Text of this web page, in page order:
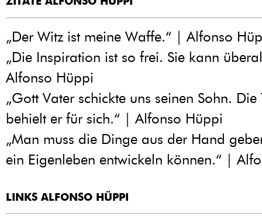
„Der Witz ist meine Waffe.“ | Alfonso
„Die Inspiration ist so frei. Sie kann
Alfonso Hüppi
„Gott Vater schickte uns seinen Sohn. Die
behielt er für sich.“ | Alfonso Hüppi
„Man muss die Dinge aus der Hand
ein Eigenleben entwickeln können.“ |
LINKS ALFONSO HÜPPI